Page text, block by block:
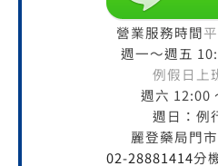
營業服務時間
週一～週五
例假日上
週六 12:00
週日：例
麗登藥局門
02-28881414分